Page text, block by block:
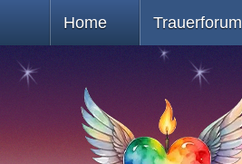
Home Trauerforum